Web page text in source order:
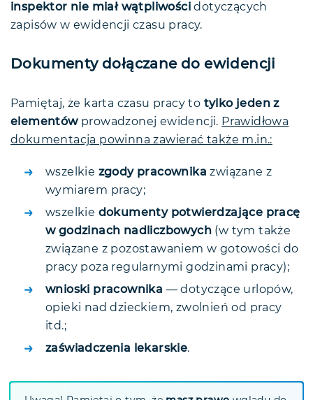
inspektor nie miał wątpliwości dotyczących
zapisów w ewidencji czasu pracy.
Dokumenty dołączane do ewidencji
Pamiętaj, że karta czasu pracy to tylko jeden z
elementówprowadzonej ewidencji. Prawidłowa
dokumentacja powinna zawierać także m.in.:
wszelkie zgody pracownika związane z
wymiarem pracy;
wszelkie dokumenty potwierdzające pracę
w godzinach nadliczbowych (w tym także
związane z pozostawaniem w gotowości do
pracy poza regularnymi godzinami pracy);
wnioski pracownika — dotyczące urlopów,
opieki nad dzieckiem, zwolnień od pracy
itd.;
zaświadczenia lekarskie.